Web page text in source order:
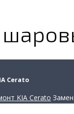
Cerato
KIA Cerato